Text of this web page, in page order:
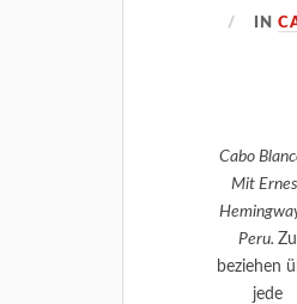
IN
Cabo
Mit
Peru.Zu
beziehen
jede